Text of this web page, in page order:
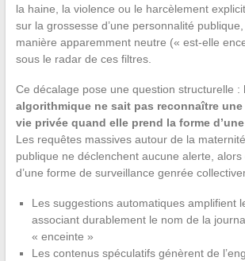
la haine, la violence ou le harcèlement
sur la grossesse d’une personnalité
manière apparemment neutre (« est-elle
sous le radar de ces filtres.
Ce décalage pose une question structurelle :
algorithmique ne sait pas reconnaître
vie privée quand elle prend la forme
Les requêtes massives autour de la
publique ne déclenchent aucune alerte, alors
d’une forme de surveillance genrée
Les suggestions automatiques amplifient
associant durablement le nom de la
« enceinte »
Les contenus spéculatifs génèrent de